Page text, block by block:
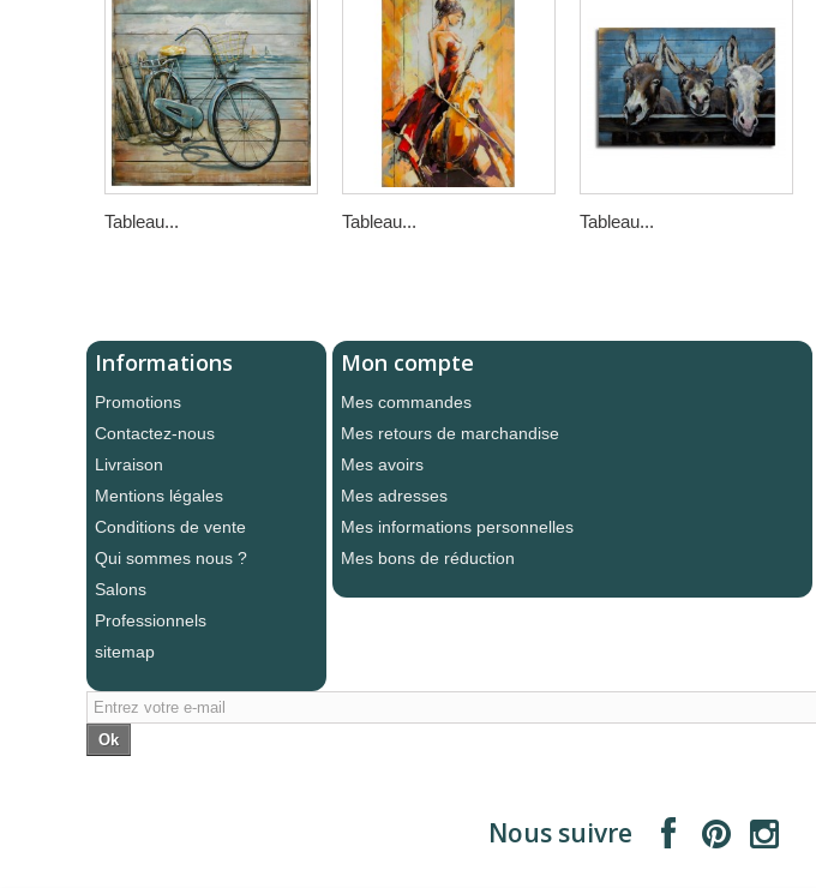
Tableau... Tableau... Tableau...
Informations
Promotions
Contactez-nous
Livraison
Mentions légales
Conditions de vente
Qui sommes nous ?
Salons
Professionnels
sitemap
Mon compte
Mes commandes
Mes retours de marchandise
Mes avoirs
Mes adresses
Mes informations personnelles
Mes bons de réduction
Ok
Nous suivre